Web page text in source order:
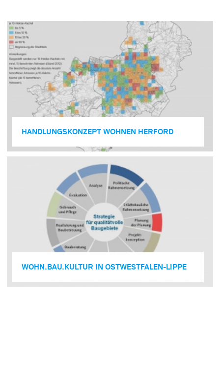
HANDLUNGSKONZEPT WOHNEN HERFORD
WOHN.BAU.KULTUR IN OSTWESTFALEN-LIPPE